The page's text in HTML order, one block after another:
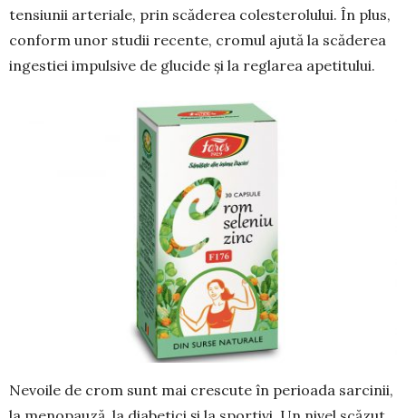
tensiunii arteriale, prin scăderea coleste­rolului. În plus,
conform unor studii recente, cromul ajută la scăderea
ingestiei impulsive de glucide și la reglarea apetitului.
Nevoile de crom sunt mai crescute în perioada sarcinii,